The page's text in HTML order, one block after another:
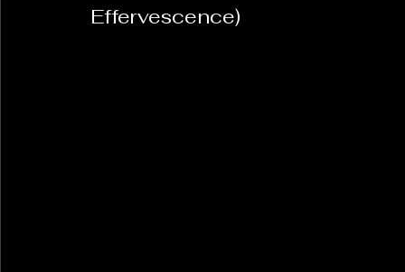
Effervescence)